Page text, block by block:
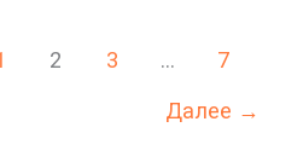
2 3 … 7
Далее →